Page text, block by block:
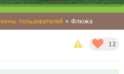
пользователей » Флюжа
12